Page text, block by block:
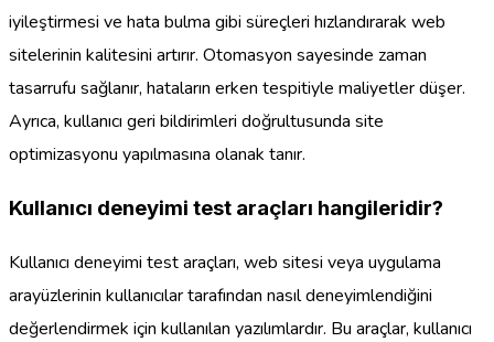
iyileştirmesi ve hata bulma gibi süreçleri hızlandırarak web
sitelerinin kalitesini artırır. Otomasyon sayesinde zaman
tasarrufu sağlanır, hataların erken tespitiyle maliyetler düşer.
Ayrıca, kullanıcı geri bildirimleri doğrultusunda site
optimizasyonu yapılmasına olanak tanır.
Kullanıcı deneyimi test araçları hangileridir?
Kullanıcı deneyimi test araçları, web sitesi veya uygulama
arayüzlerinin kullanıcılar tarafından nasıl deneyimlendiğini
değerlendirmek için kullanılan yazılımlardır. Bu araçlar, kullanıcı